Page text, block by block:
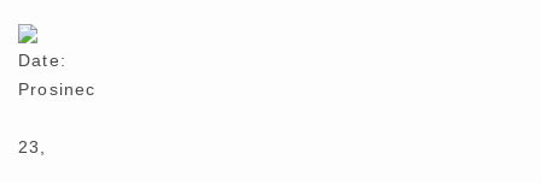
Date:
Prosinec
23,